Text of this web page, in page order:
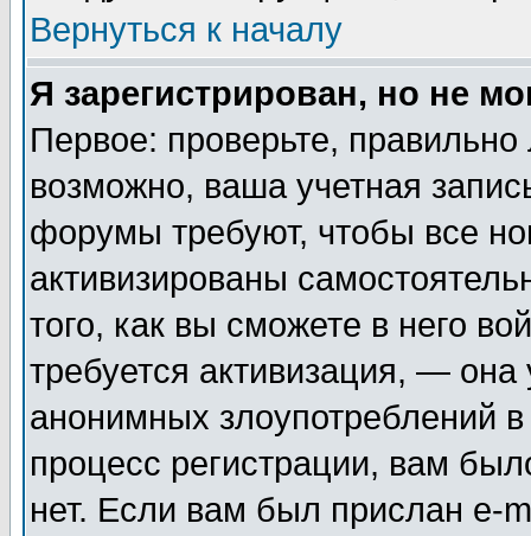
Вернуться к началу
Я зарегистрирован, но не
Первое: проверьте,
возможно, ваша учетная
форумы требуют, чтобы все
активизированы
того, как вы сможете в него
требуется активизация, —
анонимных злоупотреблений
процесс регистрации, вам
нет. Если вам был прислан e-